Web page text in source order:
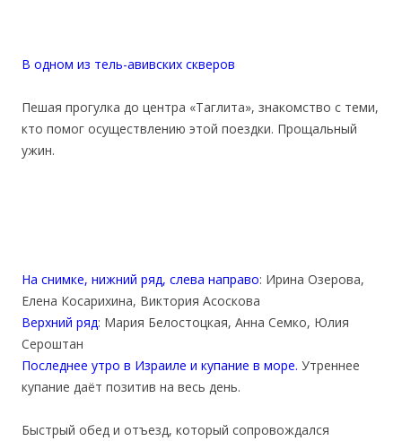
В одном из тель-авивских скверов
Пешая прогулка до центра «Таглита», знакомство с теми,
кто помог осуществлению этой поездки. Прощальный
ужин.
На снимке, нижний ряд, слева направо: Ирина Озерова,
Елена Косарихина, Виктория Асоскова
Верхний ряд: Мария Белостоцкая, Анна Семко, Юлия
Сероштан
Последнее утро в Израиле и купание в море. Утреннее
купание даёт позитив на весь день.
Быстрый обед и отъезд, который сопровождался